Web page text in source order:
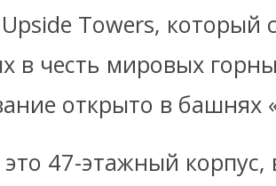
Towers, который
в честь мировых
открыто в башнях
это 47-этажный корпус,